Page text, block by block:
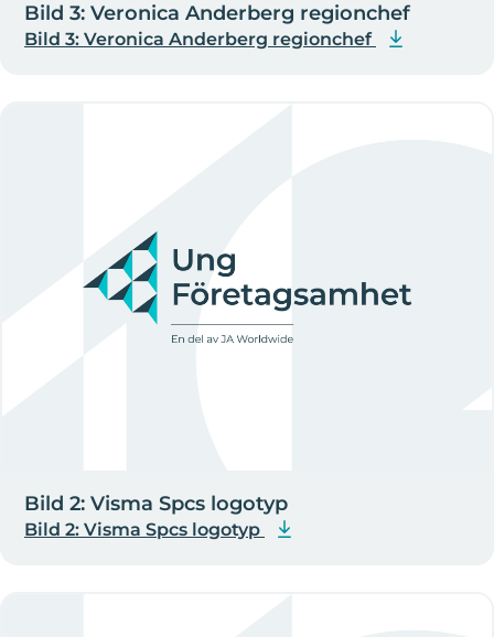
Bild 3: Veronica Anderberg regionchef
Bild 3: Veronica Anderberg regionchef
Bild 2: Visma Spcs logotyp
Bild 2: Visma Spcs logotyp